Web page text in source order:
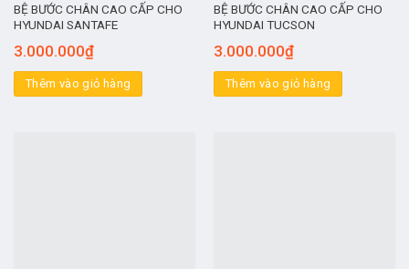
BỆ BƯỚC CHÂN CAO CẤP CHO
HYUNDAI SANTAFE
3.000.000₫
Thêm vào giỏ hàng
BỆ BƯỚC CHÂN CAO CẤP CHO
HYUNDAI TUCSON
3.000.000₫
Thêm vào giỏ hàng